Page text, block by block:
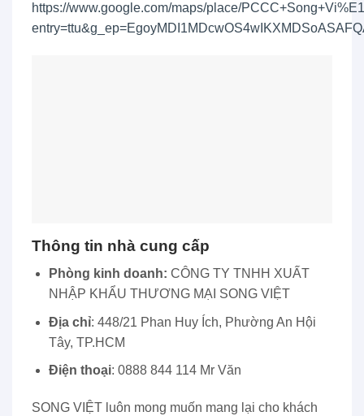
https://www.google.com/maps/place/
Thông tin nhà cung cấp
Phòng kinh doanh: CÔNG TY TNHH XUẤT
NHẬP KHẨU THƯƠNG MẠI SONG VIỆT
Địa chỉ: 448/21 Phan Huy Ích, Phường An Hội
Tây, TP.HCM
Điện thoại: 0888 844 114 Mr Văn
SONG VIỆT luôn mong muốn mang lại cho khách